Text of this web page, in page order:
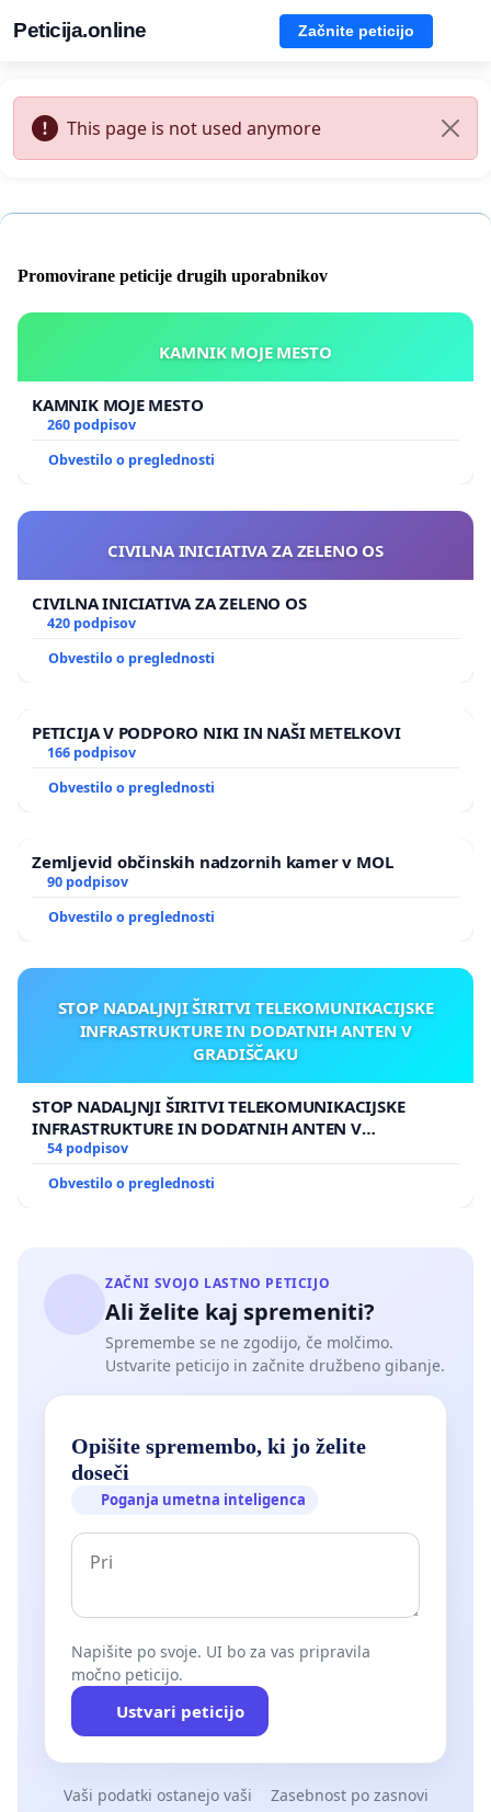
Peticija.online Začnite peticijo
This page is not used anymore
Promovirane peticije drugih uporabnikov
KAMNIK MOJE MESTO
KAMNIK MOJE MESTO
260 podpisov
Obvestilo o preglednosti
CIVILNA INICIATIVA ZA ZELENO OS
CIVILNA INICIATIVA ZA ZELENO OS
420 podpisov
Obvestilo o preglednosti
PETICIJA V PODPORO NIKI IN NAŠI METELKOVI
166 podpisov
Obvestilo o preglednosti
Zemljevid občinskih nadzornih kamer v MOL
90 podpisov
Obvestilo o preglednosti
STOP NADALJNJI ŠIRITVI TELEKOMUNIKACIJSKE
INFRASTRUKTURE IN DODATNIH ANTEN V
GRADIŠČAKU
STOP NADALJNJI ŠIRITVI TELEKOMUNIKACIJSKE
INFRASTRUKTURE IN DODATNIH ANTEN V
GRADIŠČAKU
54 podpisov
Obvestilo o preglednosti
ZAČNI SVOJO LASTNO PETICIJO
Ali želite kaj spremeniti?
Spremembe se ne zgodijo, če molčimo.
Ustvarite peticijo in začnite družbeno gibanje.
Opišite spremembo, ki jo želite
doseči
Poganja umetna inteligenca
Napišite po svoje. UI bo za vas pripravila
močno peticijo.
Ustvari peticijo
Vaši podatki ostanejo vaši Zasebnost po zasnovi